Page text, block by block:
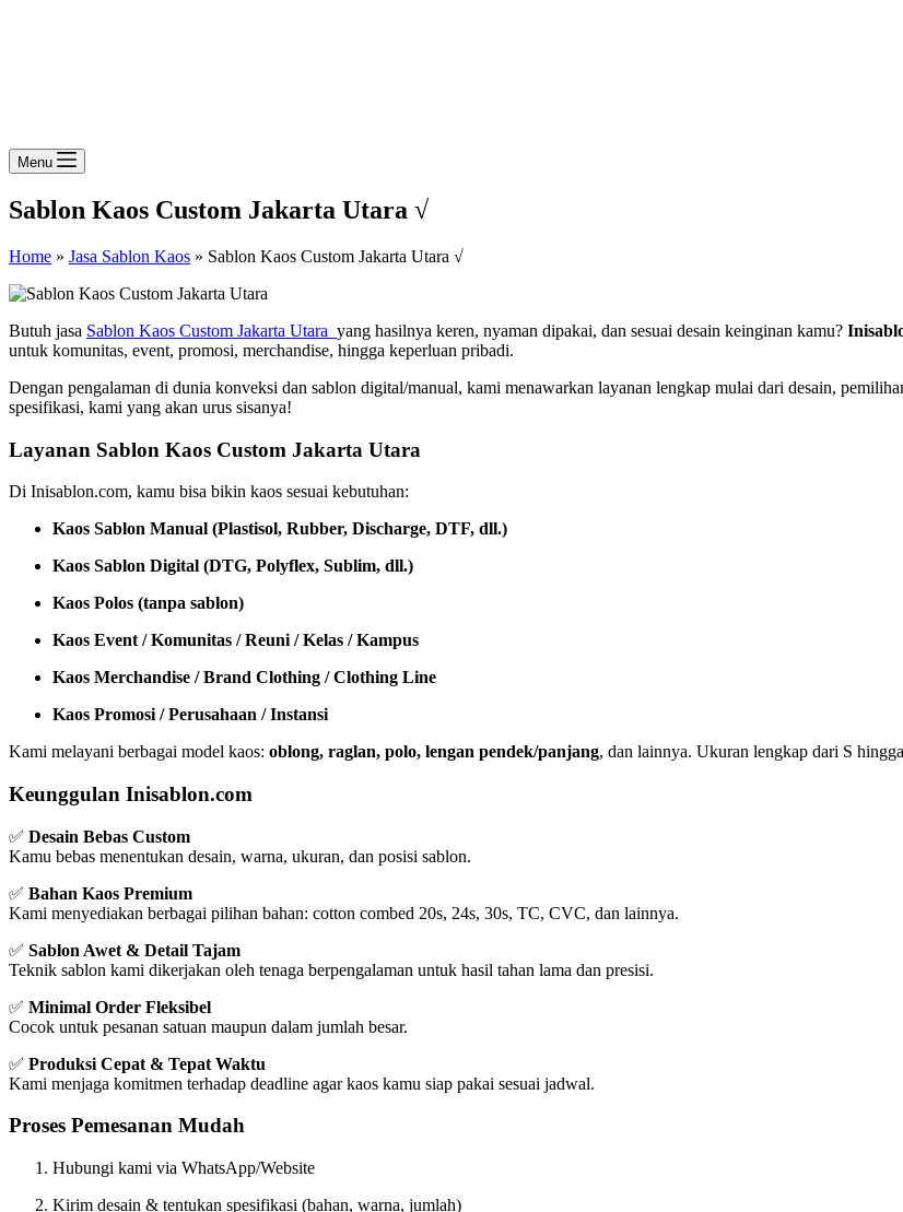
Menu
Sablon Kaos Custom Jakarta Utara √
Home » Jasa Sablon Kaos » Sablon Kaos Custom Jakarta Utara √
Butuh jasa Sablon Kaos Custom Jakarta Utara yang hasilnya keren, nyaman dipakai, dan sesuai desain keinginan kamu?
untuk komunitas, event, promosi, merchandise, hingga keperluan pribadi.
Dengan pengalaman di dunia konveksi dan sablon digital/manual, kami menawarkan layanan lengkap mulai dari desain,
spesifikasi, kami yang akan urus sisanya!
Layanan Sablon Kaos Custom Jakarta Utara
Di Inisablon.com, kamu bisa bikin kaos sesuai kebutuhan:
Kaos Sablon Manual (Plastisol, Rubber, Discharge, DTF, dll.)
Kaos Sablon Digital (DTG, Polyflex, Sublim, dll.)
Kaos Polos (tanpa sablon)
Kaos Event / Komunitas / Reuni / Kelas / Kampus
Kaos Merchandise / Brand Clothing / Clothing Line
Kaos Promosi / Perusahaan / Instansi
Kami melayani berbagai model kaos: oblong, raglan, polo, lengan pendek/panjang, dan lainnya. Ukuran lengkap dari S
Keunggulan Inisablon.com
✅ Desain Bebas Custom
Kamu bebas menentukan desain, warna, ukuran, dan posisi sablon.
✅ Bahan Kaos Premium
Kami menyediakan berbagai pilihan bahan: cotton combed 20s, 24s, 30s, TC, CVC, dan lainnya.
✅ Sablon Awet & Detail Tajam
Teknik sablon kami dikerjakan oleh tenaga berpengalaman untuk hasil tahan lama dan presisi.
✅ Minimal Order Fleksibel
Cocok untuk pesanan satuan maupun dalam jumlah besar.
✅ Produksi Cepat & Tepat Waktu
Kami menjaga komitmen terhadap deadline agar kaos kamu siap pakai sesuai jadwal.
Proses Pemesanan Mudah
Hubungi kami via WhatsApp/Website
Kirim desain & tentukan spesifikasi (bahan, warna, jumlah)